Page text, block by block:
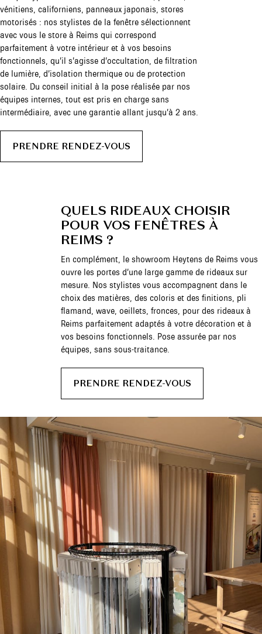
vénitiens, californiens, panneaux japonais, stores
motorisés : nos stylistes de la fenêtre sélectionnent
avec vous le store à Reims qui correspond
parfaitement à votre intérieur et à vos besoins
fonctionnels, qu’il s’agisse d’occultation, de filtration
de lumière, d’isolation thermique ou de protection
solaire. Du conseil initial à la pose réalisée par nos
équipes internes, tout est pris en charge sans
intermédiaire, avec une garantie allant jusqu’à 2 ans.
PRENDRE RENDEZ-VOUS
QUELS RIDEAUX CHOISIR
POUR VOS FENÊTRES À
REIMS ?
En complément, le showroom Heytens de Reims vous
ouvre les portes d’une large gamme de rideaux sur
mesure. Nos stylistes vous accompagnent dans le
choix des matières, des coloris et des finitions, pli
flamand, wave, oeillets, fronces, pour des rideaux à
Reims parfaitement adaptés à votre décoration et à
vos besoins fonctionnels. Pose assurée par nos
équipes, sans sous-traitance.
PRENDRE RENDEZ-VOUS